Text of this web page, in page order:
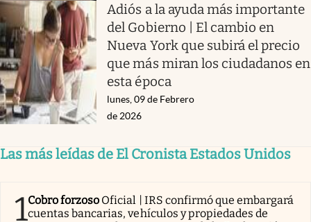
Adiós a la ayuda más importante
del Gobierno | El cambio en
Nueva York que subirá el precio
que más miran los ciudadanos en
esta época
lunes, 09 de Febrero
de 2026
Las más leídas de El Cronista Estados Unidos
1Cobro forzoso Oficial | IRS confirmó que embargará
cuentas bancarias, vehículos y propiedades de